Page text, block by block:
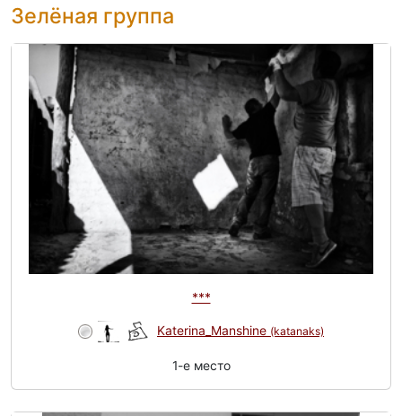
Зелёная группа
***
Katerina_Manshine (katanaks)
1-e место